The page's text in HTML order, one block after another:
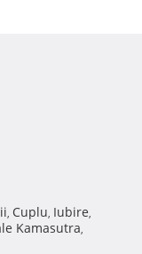
, Cuplu, Iubire,
Kamasutra,